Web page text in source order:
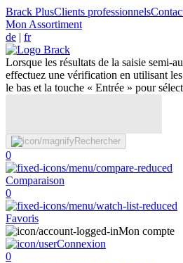
Brack PlusClients professionnels
Mon Assortiment
de | fr
Lorsque les résultats de la saisie semi-
effectuez une vérification en utilisant
le bas et la touche « Entrée » pour
Rechercher
0
Comparaison
0
Favoris
Mon compte
Connexion
0